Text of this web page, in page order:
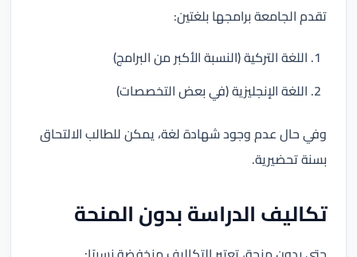
تقدم الجامعة برامجها بلغتين:
اللغة التركية (النسبة الأكبر من البرامج)
اللغة الإنجليزية (في بعض التخصصات)
وفي حال عدم وجود شهادة لغة، يمكن للطالب الالتحاق
بسنة تحضيرية.
تكاليف الدراسة بدون المنحة